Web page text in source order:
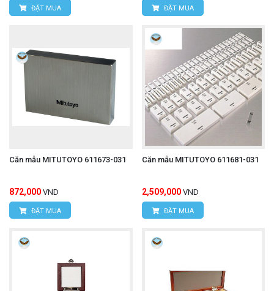
ĐẶT MUA ĐẶT MUA
Căn mẫu MITUTOYO 611673-031
872,000 VND
ĐẶT MUA
Căn mẫu MITUTOYO 611681-031
2,509,000 VND
ĐẶT MUA